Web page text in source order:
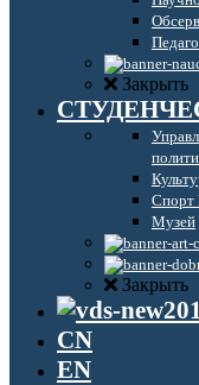
Закрыть
Музей
Закрыть
CN
EN